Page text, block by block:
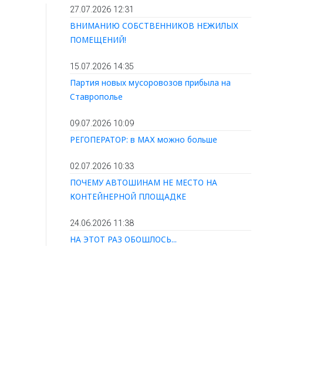
27.07.2026 12:31
ВНИМАНИЮ СОБСТВЕННИКОВ НЕЖИЛЫХ
ПОМЕЩЕНИЙ!
15.07.2026 14:35
Партия новых мусоровозов прибыла на
Ставрополье
09.07.2026 10:09
РЕГОПЕРАТОР: в МАХ можно больше
02.07.2026 10:33
ПОЧЕМУ АВТОШИНАМ НЕ МЕСТО НА
КОНТЕЙНЕРНОЙ ПЛОЩАДКЕ
24.06.2026 11:38
НА ЭТОТ РАЗ ОБОШЛОСЬ...